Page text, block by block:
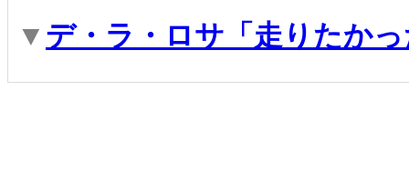
▼ デ・ラ・ロサ「走りたか